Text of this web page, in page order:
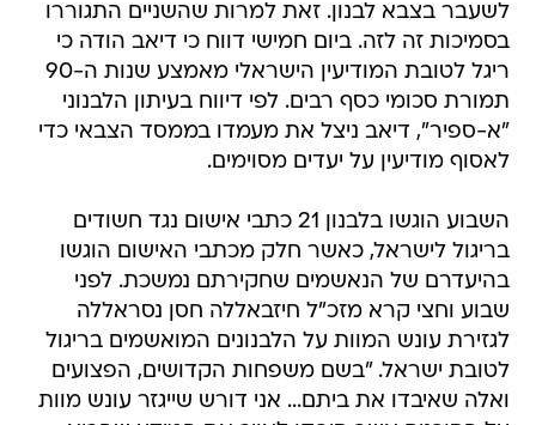
לשעבר בצבא לבנון. זאת למרות שהשניים התגוררו
בסמיכות זה לזה. ביום חמישי דווח כי דיאב הודה כי
ריגל לטובת המודיעין הישראלי מאמצע שנות ה-90
תמורת סכומי כסף רבים. לפי דיווח בעיתון הלבנוני
"א-ספיר", דיאב ניצל את מעמדו בממסד הצבאי כדי
לאסוף מודיעין על יעדים מסוימים.
השבוע הוגשו בלבנון 21 כתבי אישום נגד חשודים
בריגול לישראל, כאשר חלק מכתבי האישום הוגשו
בהיעדרם של הנאשמים שחקירתם נמשכת. לפני
שבוע וחצי קרא מזכ"ל חיזבאללה חסן נסראללה
לגזירת עונש המוות על הלבנונים המואשמים בריגול
לטובת ישראל. "בשם משפחות הקדושים, הפצועים
ואלה שאיבדו את ביתם... אני דורש שייגזר עונש מוות